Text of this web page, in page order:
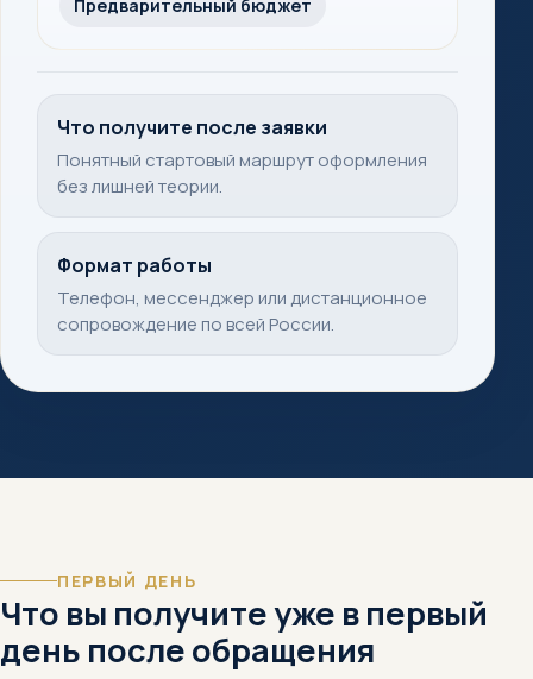
Предварительный бюджет
Что получите после заявки
Понятный стартовый маршрут оформления
без лишней теории.
Формат работы
Телефон, мессенджер или дистанционное
сопровождение по всей России.
ПЕРВЫЙ ДЕНЬ
Что вы получите уже в первый
день после обращения